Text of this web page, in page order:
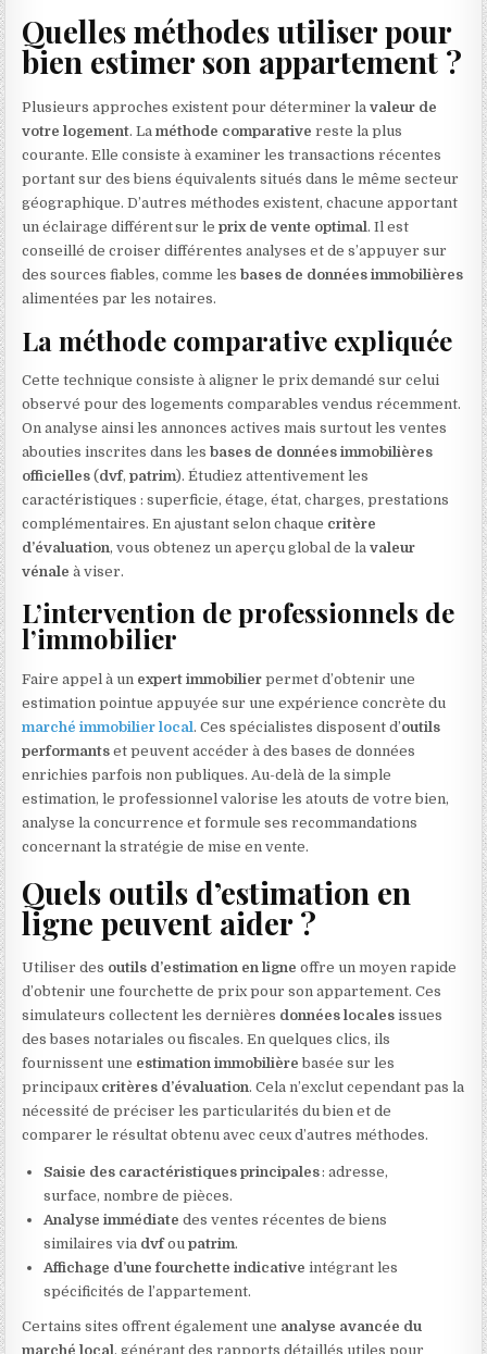
Quelles méthodes utiliser pour
bien estimer son appartement ?
Plusieurs approches existent pour déterminer lavaleur de
votre logement. Laméthode comparative reste la plus
courante. Elle consiste à examiner les transactions récentes
portant sur des biens équivalents situés dans le même secteur
géographique. D’autres méthodes existent, chacune apportant
un éclairage différent sur leprix de vente optimal. Il est
conseillé de croiser différentes analyses et de s’appuyer sur
des sources fiables, comme lesbases de données immobilières
alimentées par les notaires.
La méthode comparative expliquée
Cette technique consiste à aligner le prix demandé sur celui
observé pour des logements comparables vendus récemment.
On analyse ainsi les annonces actives mais surtout les ventes
abouties inscrites dans lesbases de données immobilières
officielles (dvf,patrim). Étudiez attentivement les
caractéristiques : superficie, étage, état, charges, prestations
complémentaires. En ajustant selon chaque critère
d’évaluation, vous obtenez un aperçu global de lavaleur
vénale à viser.
L’intervention de professionnels de
l’immobilier
Faire appel à un expert immobilier permet d’obtenir une
estimation pointue appuyée sur une expérience concrète du
marché immobilier local . Ces spécialistes disposent d’outils
performants et peuvent accéder à des bases de données
enrichies parfois non publiques. Au-delà de la simple
estimation, le professionnel valorise les atouts de votre bien,
analyse la concurrence et formule ses recommandations
concernant la stratégie de mise en vente.
Quels outils d’estimation en
ligne peuvent aider ?
Utiliser des outils d’estimation en ligne offre un moyen rapide
d’obtenir une fourchette de prix pour son appartement. Ces
simulateurs collectent les dernières données locales issues
des bases notariales ou fiscales. En quelques clics, ils
fournissent une estimation immobilière basée sur les
principaux critères d’évaluation. Cela n’exclut cependant pas la
nécessité de préciser les particularités du bien et de
comparer le résultat obtenu avec ceux d’autres méthodes.
Saisie des caractéristiques principales: adresse,
surface, nombre de pièces.
Analyse immédiate des ventes récentes de biens
similaires via dvfoupatrim.
Affichage d’une fourchette indicative intégrant les
spécificités de l’appartement.
Certains sites offrent également une analyse avancée du
marché local , générant des rapports détaillés utiles pour